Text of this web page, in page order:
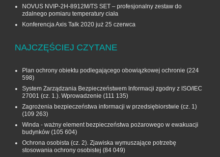
NOVUS NVIP-2H-8912M/TS SET – profesjonalny zestaw do
zdalnego pomiaru temperatury ciała
Konferencja Axis Talk 2020 już 25 czerwca
NAJCZĘŚCIEJ CZYTANE
Plan ochrony obiektu podlegającego obowiązkowej ochronie (224
598)
System Zarządzania Bezpieczeństwem Informacji zgodny z ISO/IEC
27001 (cz. 1.). Wprowadzenie (111 135)
Zagrożenia bezpieczeństwa informacji w przedsiębiorstwie (cz. 1)
(109 263)
Winda - ważny element bezpieczeństwa pożarowego w ewakuacji
budynków (105 604)
Ochrona osobista (cz. 2). Zjawiska wymuszające potrzebę
stosowania ochrony osobistej (84 049)